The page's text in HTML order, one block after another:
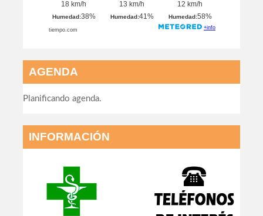
AGENDA
Planificando agenda.
INFORMACIÓN